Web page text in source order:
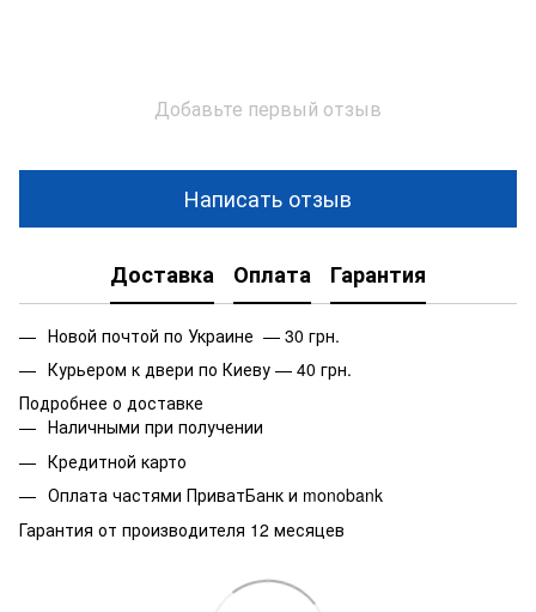
Добавьте первый отзыв
Написать отзыв
Доставка Оплата Гарантия
Новой почтой по Украине — 30 грн.
Курьером к двери по Киеву — 40 грн.
Подробнее о доставке
Наличными при получении
Кредитной карто
Оплата частями ПриватБанк и monobank
Гарантия от производителя 12 месяцев